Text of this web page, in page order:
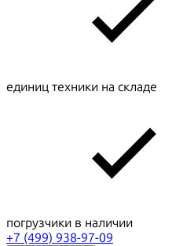
единиц техники на складе
погрузчики в наличии
+7 (499) 938-97-09